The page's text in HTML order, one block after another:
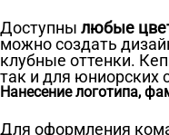
Доступны любые
можно создать
клубные оттенки.
так и для юниорских
Нанесение логотипа,
Для оформления